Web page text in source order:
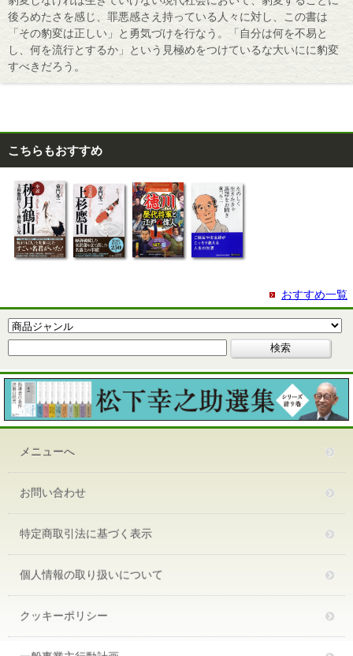
後ろめたさを感じ、罪悪感さえ持っている人々に対し、この書は
「その豹変は正しい」と勇気づけを行なう。「自分は何を不易と
し、何を流行とするか」という見極めをつけているな大いにに豹変
すべきだろう。
こちらもおすすめ
おすすめ一覧
メニューへ
お問い合わせ
特定商取引法に基づく表示
個人情報の取り扱いについて
クッキーポリシー